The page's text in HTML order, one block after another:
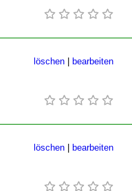
bearbeiten
löschen
bearbeiten
löschen